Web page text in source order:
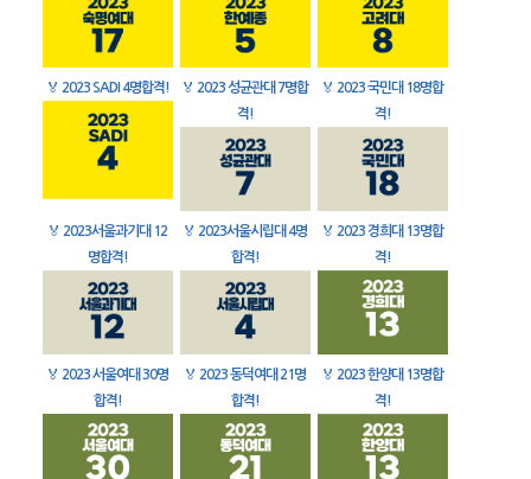
🏅 2023 SADI 4명합격! 🏅 2023 성균관대 7명합
격!
🏅 2023 국민대 18명합
격!
🏅 2023서울과기대 12
명합격!
🏅 2023서울시립대 4명
합격!
🏅 2023 경희대 13명합
격!
🏅 2023 서울여대 30명
합격!
🏅 2023 동덕여대 21명
합격!
🏅 2023 한양대 13명합
격!